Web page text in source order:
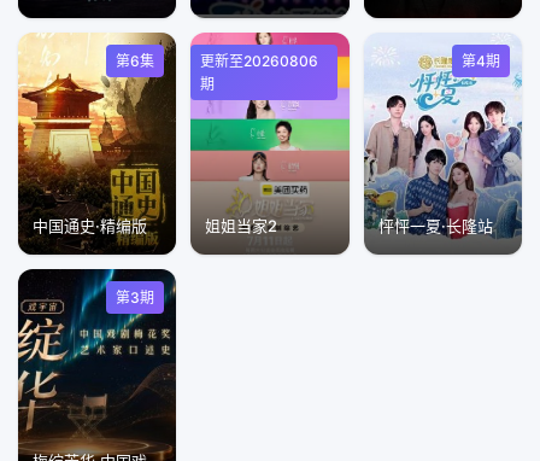
第6集
中国通史·精编版
更新至20260806
期
姐姐当家2
第4期
怦怦一夏·长隆站
第3期